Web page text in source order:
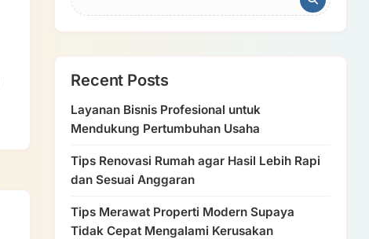
Recent Posts
Layanan Bisnis Profesional untuk
Mendukung Pertumbuhan Usaha
Tips Renovasi Rumah agar Hasil Lebih Rapi
dan Sesuai Anggaran
Tips Merawat Properti Modern Supaya
Tidak Cepat Mengalami Kerusakan